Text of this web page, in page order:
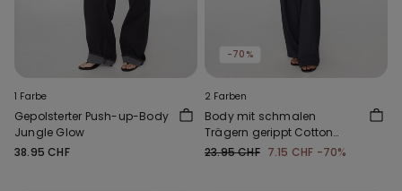
1 Farbe
Gepolsterter Push-up-Body
Jungle Glow
38.95 CHF
-70%
2 Farben
Body mit schmalen
Trägern gerippt Cotton
Cutie
23.95 CHF 7.15 CHF -70%